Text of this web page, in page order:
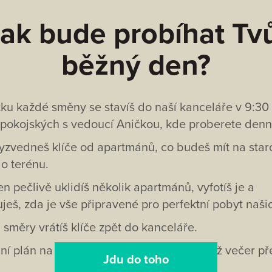
Jdu do toho
bude probíhat
běžný den?
každé směny se stavíš do naší kanceláře v
s vedoucí Aničkou, kde proberete
klíče od apartmánů, co budeš mít na
terénu.
pečlivě uklidíš několik apartmánů, vyfotíš je a
zda je vše připravené pro perfektní pobyt
vrátíš klíče zpět do kanceláře.
plán na následující den budeš vědět už večer